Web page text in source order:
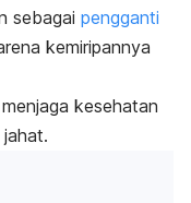
sebagai pengganti
kemiripannya
kesehatan